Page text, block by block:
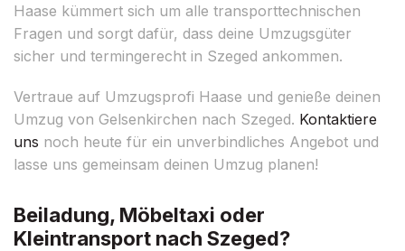
Haase kümmert sich um alle transporttechnischen
Fragen und sorgt dafür, dass deine Umzugsgüter
sicher und termingerecht in Szeged ankommen.
Vertraue auf Umzugsprofi Haase und genieße deinen
Umzug von Gelsenkirchen nach Szeged. Kontaktiere
uns noch heute für ein unverbindliches Angebot und
lasse uns gemeinsam deinen Umzug planen!
Beiladung, Möbeltaxi oder
Kleintransport nach Szeged?